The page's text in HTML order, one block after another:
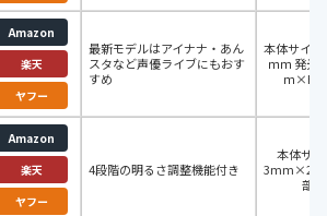
Amazon
楽天
ヤフー
最新モデルはアイナナ・あん
スタなど声優ライブにもおす
すめ
本体サイ
ｍｍ 発光
ｍ
Amazon
楽天
ヤフー
4段階の明るさ調整機能付き
本体サ
部: